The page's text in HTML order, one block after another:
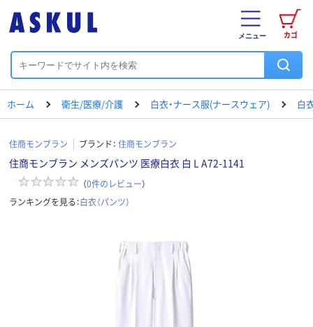
カゴ
メニュー
ホーム 衛生/医療/介護 白衣・ナース服(ナースウェア) 白
住商モンブラン ブランド： 住商モンブラン
住商モンブラン メンズパンツ 医療白衣 白 L A72-1141
（0件のレビュー）
ランキングを見る：白衣（パンツ）